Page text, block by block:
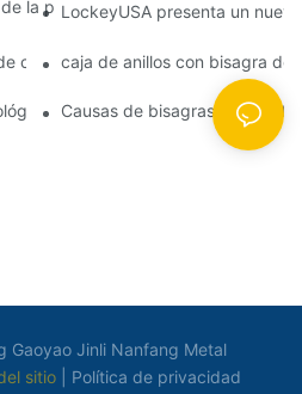
la puerta de su cocina, horno o
LockeyUSA presenta un
crear puertas visualmente
caja de anillos con bisagra de
juntas herméticas para
Causas de bisagras de
Jinli Nanfang Metal
sitio Política de privacidad